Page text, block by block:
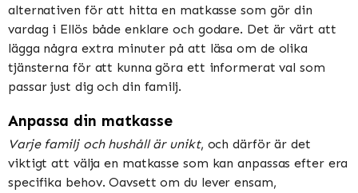
alternativen för att hitta en matkasse som gör din
vardag i Ellös både enklare och godare. Det är värt att
lägga några extra minuter på att läsa om de olika
tjänsterna för att kunna göra ett informerat val som
passar just dig och din familj.
Anpassa din matkasse
Varje familj och hushåll är unikt, och därför är det
viktigt att välja en matkasse som kan anpassas efter era
specifika behov. Oavsett om du lever ensam,